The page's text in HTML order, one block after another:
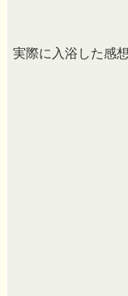
実際に入浴した感想